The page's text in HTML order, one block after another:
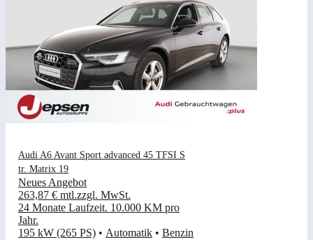
Audi A6 Avant Sport advanced 45 TFSI S
tr. Matrix 19
Neues Angebot
263,87 € mtl.zzgl. MwSt.
24 Monate Laufzeit. 10.000 KM pro
Jahr.
195 kW (265 PS) • Automatik • Benzin